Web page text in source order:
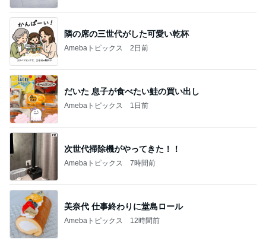
隣の席の三世代がした可愛い乾杯
Amebaトピックス 2日前
だいた 息子が食べたい鮭の買い出し
Amebaトピックス 1日前
次世代掃除機がやってきた！！
Amebaトピックス 7時間前
美奈代 仕事終わりに堂島ロール
Amebaトピックス 12時間前